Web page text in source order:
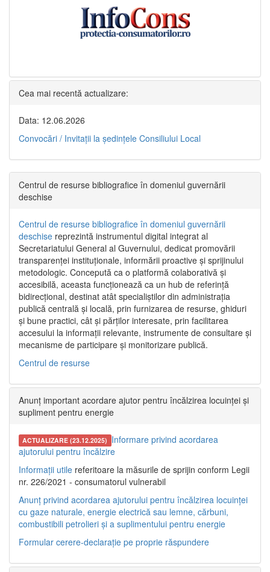
Cea mai recentă actualizare:
Data: 12.06.2026
Convocări / Invitaţii la şedinţele Consiliului Local
Centrul de resurse bibliografice în domeniul guvernării
deschise
Centrul de resurse bibliografice în domeniul guvernării
deschise reprezintă instrumentul digital integrat al
Secretariatului General al Guvernului, dedicat promovării
transparenței instituționale, informării proactive și sprijinului
metodologic. Concepută ca o platformă colaborativă și
accesibilă, aceasta funcționează ca un hub de referință
bidirecțional, destinat atât specialiștilor din administrația
publică centrală și locală, prin furnizarea de resurse, ghiduri
și bune practici, cât și părților interesate, prin facilitarea
accesului la informații relevante, instrumente de consultare și
mecanisme de participare și monitorizare publică.
Centrul de resurse
Anunț important acordare ajutor pentru încălzirea locuinței și
supliment pentru energie
ACTUALIZARE (23.12.2025) Informare privind acordarea
ajutorului pentru încălzire
Informații utile referitoare la măsurile de sprijin conform Legii
nr. 226/2021 - consumatorul vulnerabil
Anunț privind acordarea ajutorului pentru încălzirea locuinței
cu gaze naturale, energie electrică sau lemne, cărbuni,
combustibili petrolieri și a suplimentului pentru energie
Formular cerere-declarație pe proprie răspundere